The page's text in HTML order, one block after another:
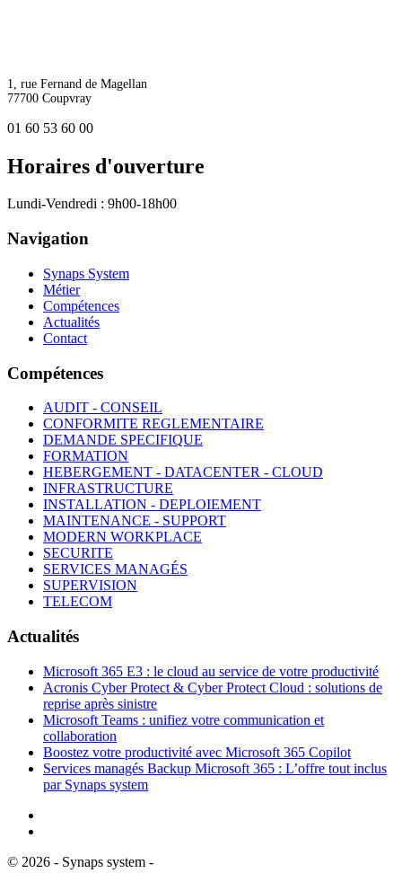
1, rue Fernand de Magellan
77700 Coupvray
01 60 53 60 00
Horaires d'ouverture
Lundi-Vendredi : 9h00-18h00
Navigation
Synaps System
Métier
Compétences
Actualités
Contact
Compétences
AUDIT - CONSEIL
CONFORMITE REGLEMENTAIRE
DEMANDE SPECIFIQUE
FORMATION
HEBERGEMENT - DATACENTER - CLOUD
INFRASTRUCTURE
INSTALLATION - DEPLOIEMENT
MAINTENANCE - SUPPORT
MODERN WORKPLACE
SECURITE
SERVICES MANAGÉS
SUPERVISION
TELECOM
Actualités
Microsoft 365 E3 : le cloud au service de votre productivité
Acronis Cyber Protect & Cyber Protect Cloud : solutions de
reprise après sinistre
Microsoft Teams : unifiez votre communication et
collaboration
Boostez votre productivité avec Microsoft 365 Copilot
Services managés Backup Microsoft 365 : L’offre tout inclus
par Synaps system
© 2026 - Synaps system -